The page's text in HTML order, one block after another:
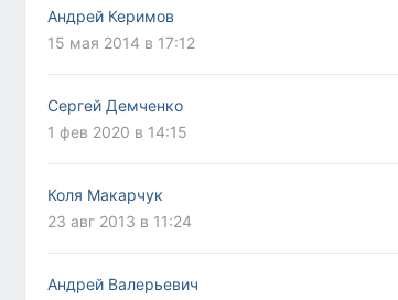
Андрей Керимов
15 мая 2014 в 17:12
Сергей Демченко
1 фев 2020 в 14:15
Коля Макарчук
23 авг 2013 в 11:24
Андрей Валерьевич